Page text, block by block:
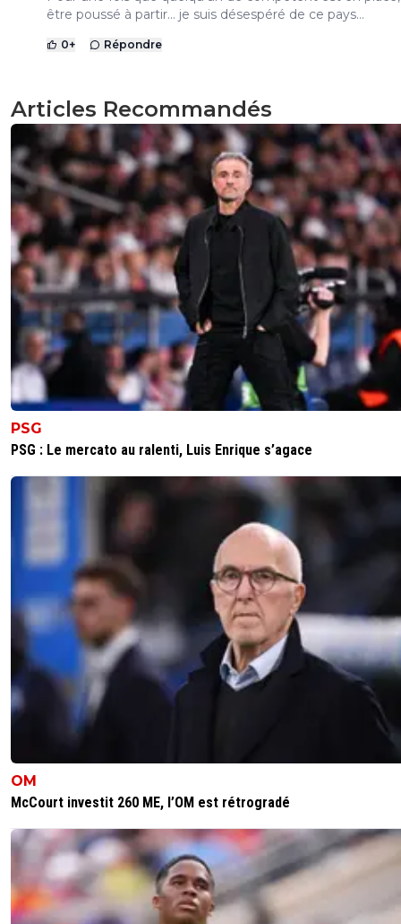
être poussé à partir… je suis désespéré de ce pays…
0+ Répondre
Articles Recommandés
PSG
PSG : Le mercato au ralenti, Luis Enrique s’agace
OM
McCourt investit 260 ME, l’OM est rétrogradé